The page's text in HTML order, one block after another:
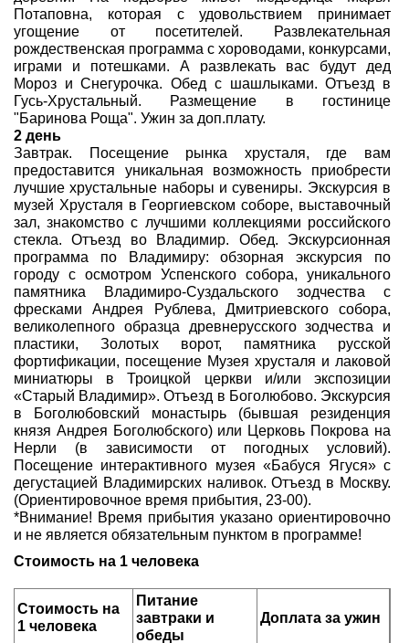
Потаповна, которая с удовольствием принимает
угощение от посетителей. Развлекательная
рождественская программа с хороводами, конкурсами,
играми и потешками. А развлекать вас будут дед
Мороз и Снегурочка. Обед с шашлыками. Отъезд в
Гусь-Хрустальный. Размещение в гостинице
"Баринова Роща". Ужин за доп.плату.
2 день
Завтрак. Посещение рынка хрусталя, где вам
предоставится уникальная возможность приобрести
лучшие хрустальные наборы и сувениры. Экскурсия в
музей Хрусталя в Георгиевском соборе, выставочный
зал, знакомство с лучшими коллекциями российского
стекла. Отъезд во Владимир. Обед. Экскурсионная
программа по Владимиру: обзорная экскурсия по
городу с осмотром Успенского собора, уникального
памятника Владимиро-Суздальского зодчества с
фресками Андрея Рублева, Дмитриевского собора,
великолепного образца древнерусского зодчества и
пластики, Золотых ворот, памятника русской
фортификации, посещение Музея хрусталя и лаковой
миниатюры в Троицкой церкви и/или экспозиции
«Старый Владимир». Отъезд в Боголюбово. Экскурсия
в Боголюбовский монастырь (бывшая резиденция
князя Андрея Боголюбского) или Церковь Покрова на
Нерли (в зависимости от погодных условий).
Посещение интерактивного музея «Бабуся Ягуся» с
дегустацией Владимирских наливок. Отъезд в Москву.
(Ориентировочное время прибытия, 23-00).
*Внимание! Время прибытия указано ориентировочно
и не является обязательным пунктом в программе!
Стоимость на 1 человека
Стоимость на
1 человека
Питание
завтраки и
обеды
Доплата за ужин